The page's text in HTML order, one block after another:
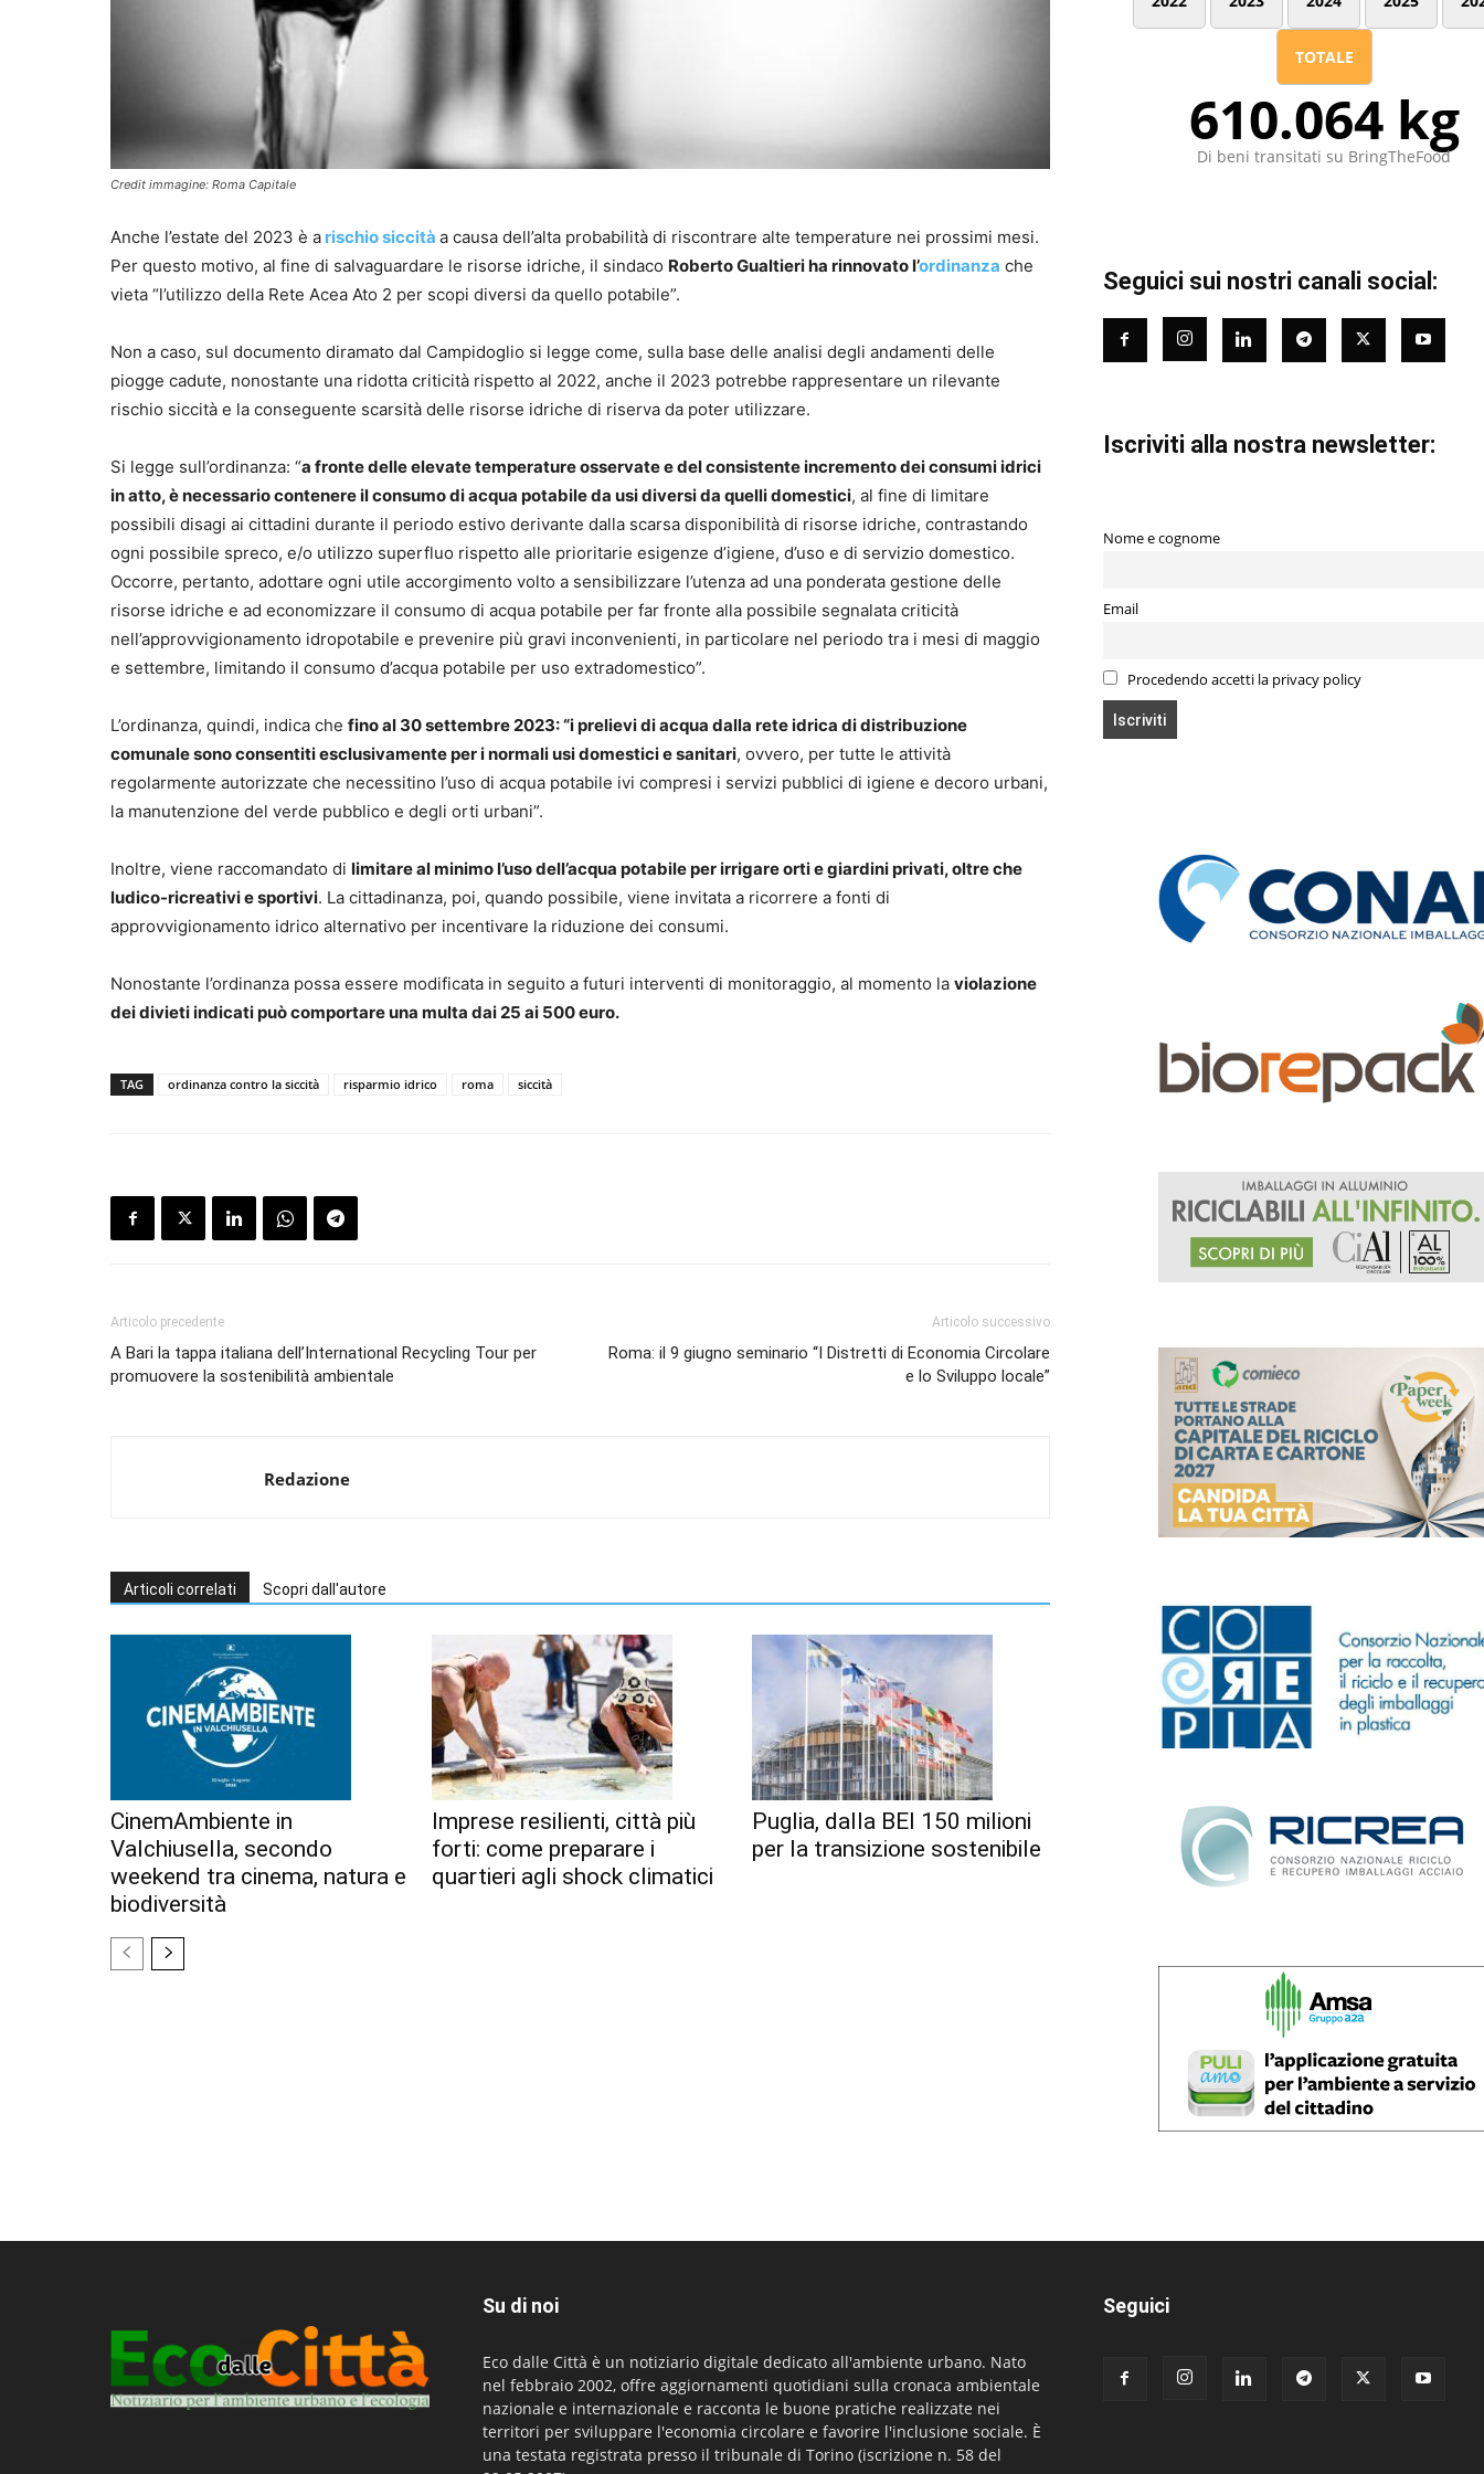
Credit immagine: Roma Capitale
Anche l’estate del 2023 è a rischio siccità a causa dell’alta probabilità di riscontrare alte temperature nei prossimi mesi.
Per questo motivo, al fine di salvaguardare le risorse idriche, il sindaco Roberto Gualtieri ha rinnovato l’ordinanza che
vieta “l’utilizzo della Rete Acea Ato 2 per scopi diversi da quello potabile”.
Non a caso, sul documento diramato dal Campidoglio si legge come, sulla base delle analisi degli andamenti delle
piogge cadute, nonostante una ridotta criticità rispetto al 2022, anche il 2023 potrebbe rappresentare un rilevante
rischio siccità e la conseguente scarsità delle risorse idriche di riserva da poter utilizzare.
Si legge sull’ordinanza: “a fronte delle elevate temperature osservate e del consistente incremento dei consumi idrici
in atto, è necessario contenere il consumo di acqua potabile da usi diversi da quelli domestici, al fine di limitare
possibili disagi ai cittadini durante il periodo estivo derivante dalla scarsa disponibilità di risorse idriche, contrastando
ogni possibile spreco, e/o utilizzo superfluo rispetto alle prioritarie esigenze d’igiene, d’uso e di servizio domestico.
Occorre, pertanto, adottare ogni utile accorgimento volto a sensibilizzare l’utenza ad una ponderata gestione delle
risorse idriche e ad economizzare il consumo di acqua potabile per far fronte alla possibile segnalata criticità
nell’approvvigionamento idropotabile e prevenire più gravi inconvenienti, in particolare nel periodo tra i mesi di maggio
e settembre, limitando il consumo d’acqua potabile per uso extradomestico”.
L’ordinanza, quindi, indica che fino al 30 settembre 2023: “i prelievi di acqua dalla rete idrica di distribuzione
comunale sono consentiti esclusivamente per i normali usi domestici e sanitari, ovvero, per tutte le attività
regolarmente autorizzate che necessitino l’uso di acqua potabile ivi compresi i servizi pubblici di igiene e decoro urbani,
la manutenzione del verde pubblico e degli orti urbani”.
Inoltre, viene raccomandato di limitare al minimo l’uso dell’acqua potabile per irrigare orti e giardini privati, oltre che
ludico-ricreativi e sportivi. La cittadinanza, poi, quando possibile, viene invitata a ricorrere a fonti di
approvvigionamento idrico alternativo per incentivare la riduzione dei consumi.
Nonostante l’ordinanza possa essere modificata in seguito a futuri interventi di monitoraggio, al momento la violazione
dei divieti indicati può comportare una multa dai 25 ai 500 euro.
TAG ordinanza contro la siccità risparmio idrico roma siccità
Articolo precedente
A Bari la tappa italiana dell’International Recycling Tour per
promuovere la sostenibilità ambientale
Articolo successivo
Roma: il 9 giugno seminario “I Distretti di Economia Circolare
e lo Sviluppo locale”
Redazione
Articoli correlati Scopri dall'autore
CinemAmbiente in
Valchiusella, secondo
weekend tra cinema, natura e
biodiversità
Imprese resilienti, città più
forti: come preparare i
quartieri agli shock climatici
Puglia, dalla BEI 150 milioni
per la transizione sostenibile
TOTALE
610.064 kg
Di beni transitati su BringTheFood
Seguici sui nostri canali social:
Iscriviti alla nostra newsletter:
Nome e cognome
Email
Procedendo accetti la privacy policy
Su di noi
Eco dalle Città è un notiziario digitale dedicato all'ambiente urbano. Nato
nel febbraio 2002, offre aggiornamenti quotidiani sulla cronaca ambientale
nazionale e internazionale e racconta le buone pratiche realizzate nei
territori per sviluppare l'economia circolare e favorire l'inclusione sociale. È
una testata registrata presso il tribunale di Torino (iscrizione n. 58 del
Seguici